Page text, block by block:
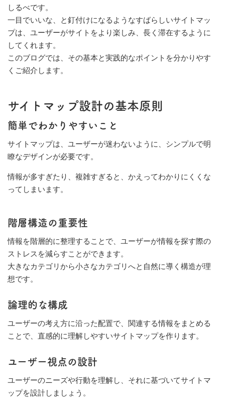
しるべです。
一目でいいな、と釘付けになるようなすばらしいサイトマッ
プは、ユーザーがサイトをより楽しみ、長く滞在するように
してくれます。
このブログでは、その基本と実践的なポイントを分かりやす
くご紹介します。
サイトマップ設計の基本原則
簡単でわかりやすいこと
サイトマップは、ユーザーが迷わないように、シンプルで明
瞭なデザインが必要です。
情報が多すぎたり、複雑すぎると、かえってわかりにくくな
ってしまいます。
階層構造の重要性
情報を階層的に整理することで、ユーザーが情報を探す際の
ストレスを減らすことができます。
大きなカテゴリから小さなカテゴリへと自然に導く構造が理
想です。
論理的な構成
ユーザーの考え方に沿った配置で、関連する情報をまとめる
ことで、直感的に理解しやすいサイトマップを作ります。
ユーザー視点の設計
ユーザーのニーズや行動を理解し、それに基づいてサイトマ
ップを設計しましょう。